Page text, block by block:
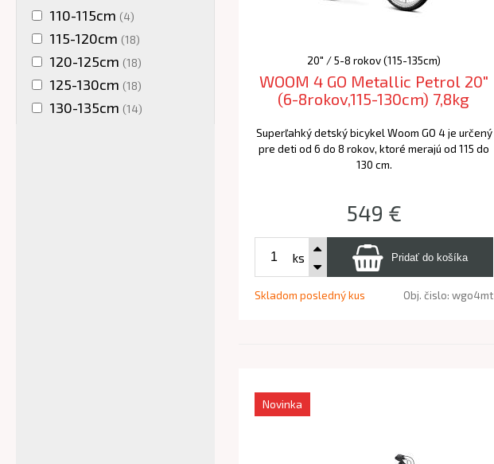
110-115cm (4)
115-120cm (18)
120-125cm (18)
125-130cm (18)
130-135cm (14)
20" / 5-8 rokov (115-135cm)
WOOM 4 GO Metallic Petrol 20"
(6-8rokov,115-130cm) 7,8kg
Superľahký detský bicykel Woom GO 4 je určený
pre deti od 6 do 8 rokov, ktoré merajú od 115 do
130 cm.
549 €
ks
Skladom posledný kus Obj. čislo:wgo4mt
Novinka